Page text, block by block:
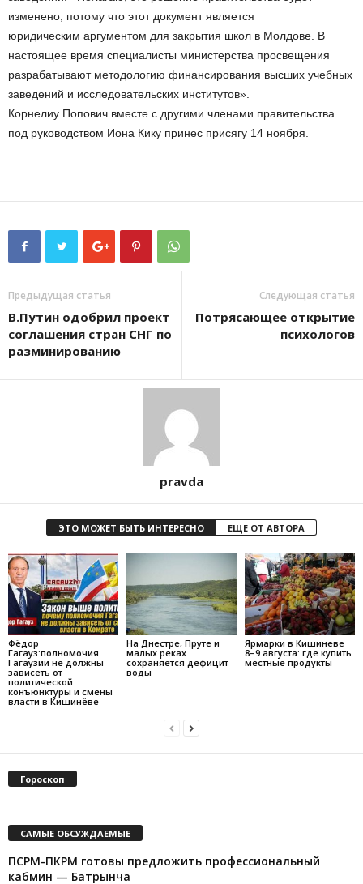
изменено, потому что этот документ является
юридическим аргументом для закрытия школ в Молдове. В
настоящее время специалисты министерства просвещения
разрабатывают методологию финансирования высших учебных
заведений и исследовательских институтов».
Корнелиу Попович вместе с другими членами правительства
под руководством Иона Кику принес присягу 14 ноября.
Предыдущая статья
В.Путин одобрил проект
соглашения стран СНГ по
разминированию
Следующая статья
Потрясающее открытие
психологов
pravda
ЭТО МОЖЕТ БЫТЬ ИНТЕРЕСНО ЕЩЕ ОТ АВТОРА
Фёдор
Гагауз:полномочия
Гагаузии не должны
зависеть от
политической
конъюнктуры и смены
власти в Кишинёве
На Днестре, Пруте и
малых реках
сохраняется дефицит
воды
Ярмарки в Кишиневе
8–9 августа: где купить
местные продукты
Гороскоп
САМЫЕ ОБСУЖДАЕМЫЕ
ПСРМ-ПКРМ готовы предложить профессиональный
кабмин — Батрынча